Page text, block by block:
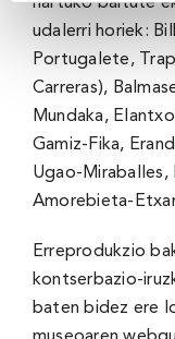
hartuko baitute
udalerri horiek:
Portugalete,
Carreras),
Mundaka,
Gamiz-Fika,
Ugao-Miraballes,
Amorebieta-
Erreprodukzio
kontserbazio-
baten bidez ere